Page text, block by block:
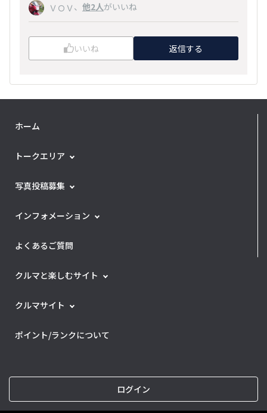
ＶＯＶ 、 他2人がいいね
いいね 返信する
ホーム
トークエリア
写真投稿募集
インフォメーション
よくあるご質問
クルマと楽しむサイト
クルマサイト
ポイント/ランクについて
ログイン